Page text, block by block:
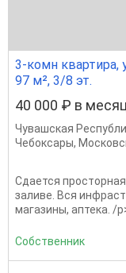
3-комн квартира,
97 м², 3/8 эт.
40 000 ₽ в
Чувашская
Чебоксары,
Сдается
заливе. Вся
магазины, аптека. /
Собственник